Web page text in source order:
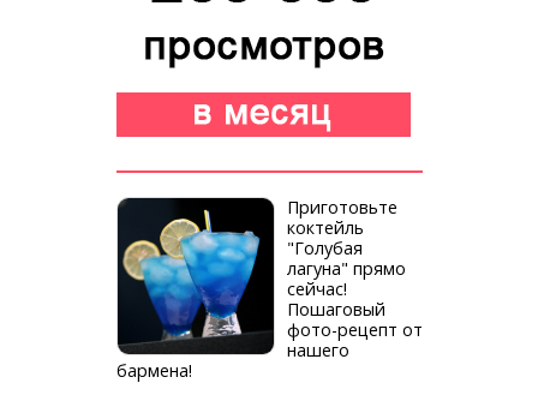
Приготовьте
коктейль
"Голубая
лагуна" прямо
сейчас!
Пошаговый
фото-рецепт от
нашего
бармена!